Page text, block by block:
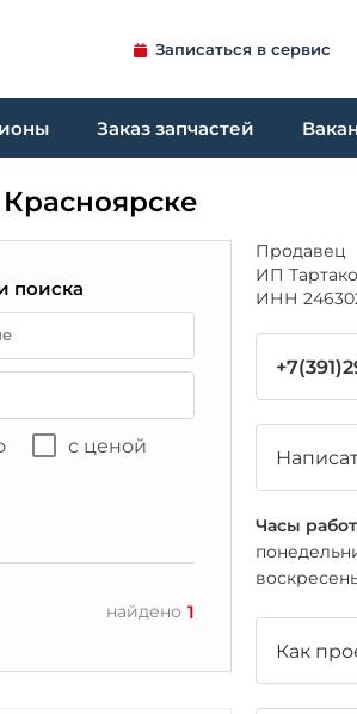
Записаться в сервис
Заказ запчастей
поиска
с ценой
найдено 1
Продавец
ИП
ИНН
Часы
Как